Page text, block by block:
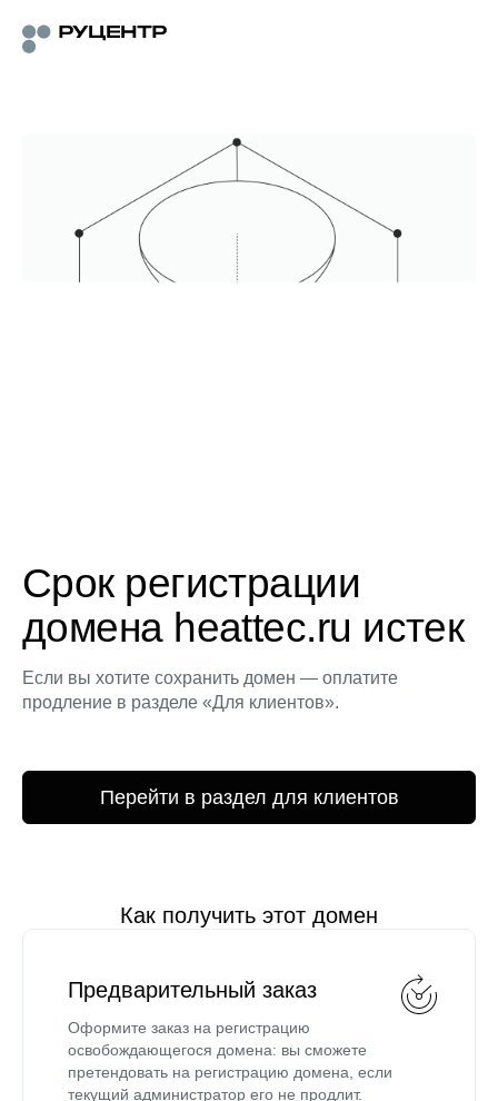
Срок регистрации
домена heattec.ru истек
Если вы хотите сохранить домен — оплатите
продление в разделе «Для клиентов».
Перейти в раздел для клиентов
Как получить этот домен
Предварительный заказ
Оформите заказ на регистрацию
освобождающегося домена: вы сможете
претендовать на регистрацию домена, если
текущий администратор его не продлит.